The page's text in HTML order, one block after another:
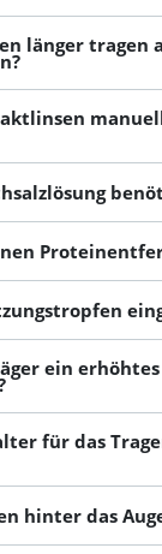
länger tragen
ein
für das
hinter das